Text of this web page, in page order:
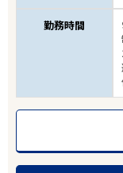
勤務時間